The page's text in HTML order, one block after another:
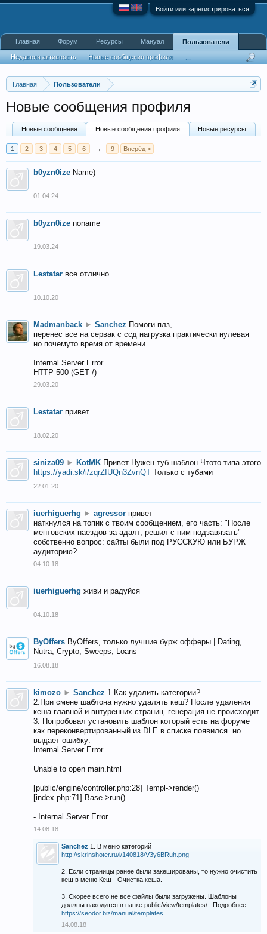
Войти или зарегистрироваться
Главная Пользователи
Новые сообщения профиля
Новые сообщения Новые сообщения профиля Новые ресурсы
1 2 3 4 5 6 → 9 Вперёд >
b0yzn0ize Name)
01.04.24
b0yzn0ize noname
19.03.24
Lestatar все отлично
10.10.20
Madmanback ► Sanchez Помоги плз,
перенес все на сервак с ссд нагрузка практически нулевая
но почемуто время от времени
Internal Server Error
HTTP 500 (GET /)
29.03.20
Lestatar привет
18.02.20
siniza09 ► KotMK Привет Нужен туб шаблон Чтото типа этого
https://yadi.sk/i/zqrZIUQn3ZvnQT Только с тубами
22.01.20
iuerhiguerhg ► agressor привет
наткнулся на топик с твоим сообщением, его часть: "После
ментовских наездов за адалт, решил с ним подзавязать"
собственно вопрос: сайты были под РУССКУЮ или БУРЖ
аудиторию?
04.10.18
iuerhiguerhg живи и радуйся
04.10.18
ByOffers ByOffers, только лучшие бурж офферы | Dating,
Nutra, Crypto, Sweeps, Loans
16.08.18
kimozo ► Sanchez 1.Как удалить категории?
2.При смене шаблона нужно удалять кеш? После удаления
кеша главной и внтуренних страниц. генерация не происходит.
3. Попробовал установить шаблон который есть на форуме
как переконвертированный из DLE в списке появился. но
выдает ошибку:
Internal Server Error
Unable to open main.html
[public/engine/controller.php:28] Templ->render()
[index.php:71] Base->run()
- Internal Server Error
14.08.18
Sanchez 1. В меню категорий
http://skrinshoter.ru/i/140818/V3y6BRuh.png
2. Если страницы ранее были закешированы, то нужно очистить
кеш в меню Кеш - Очистка кеша.
3. Скорее всего не все файлы были загружены. Шаблоны
должны находится в папке public/view/templates/ . Подробнее
https://seodor.biz/manual/templates
14.08.18
Главная Форум Ресурсы Мануал Пользователи
Недавняя активность Новые сообщения профиля